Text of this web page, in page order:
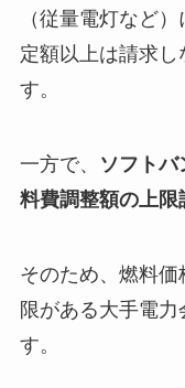
（従量電灯など
定額以上は請求し
す。
一方で、
ソフト
料費調整額の上限
そのため、燃料
限がある大手電
す。